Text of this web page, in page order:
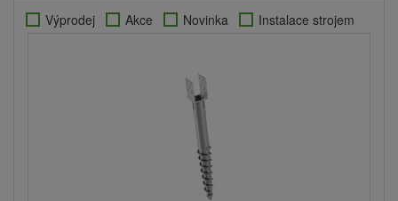
Výprodej Akce Novinka Instalace strojem